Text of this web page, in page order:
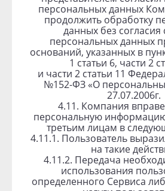
персональных данных
продолжить обработку
данных без согласия
персональных данных
оснований, указанных в
1 статьи 6, части 2
и части 2 статьи 11
№152-ФЗ «О
27.07.2006г.
4.11. Компания
персональную
третьим лицам в
4.11.1. Пользователь
на такие
4.11.2. Передача
использования
определенного Сервиса